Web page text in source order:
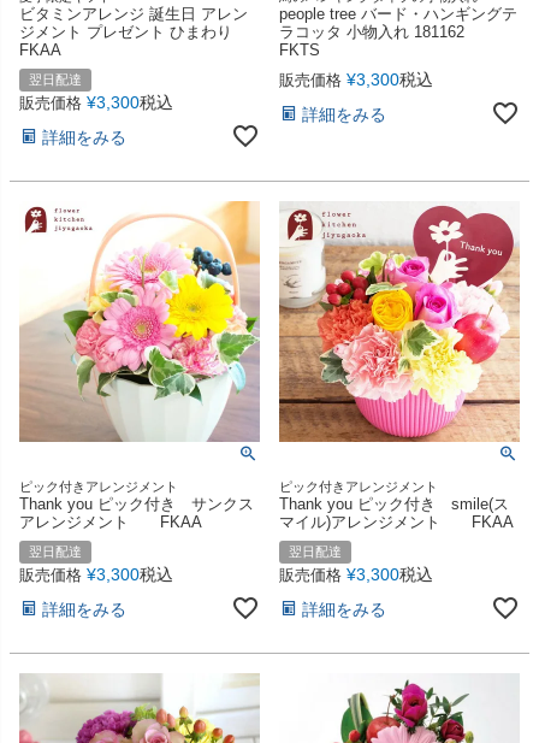
ビタミンアレンジ 誕生日 アレン
ジメント プレゼント ひまわり
FKAA
翌日配達
販売価格 ¥3,300税込
詳細をみる
people tree バード・ハンギングテ
ラコッタ 小物入れ 181162
FKTS
販売価格 ¥3,300税込
詳細をみる
ピック付きアレンジメント
Thank you ピック付き サンクス
アレンジメント FKAA
翌日配達
販売価格 ¥3,300税込
詳細をみる
ピック付きアレンジメント
Thank you ピック付き smile(ス
マイル)アレンジメント FKAA
翌日配達
販売価格 ¥3,300税込
詳細をみる